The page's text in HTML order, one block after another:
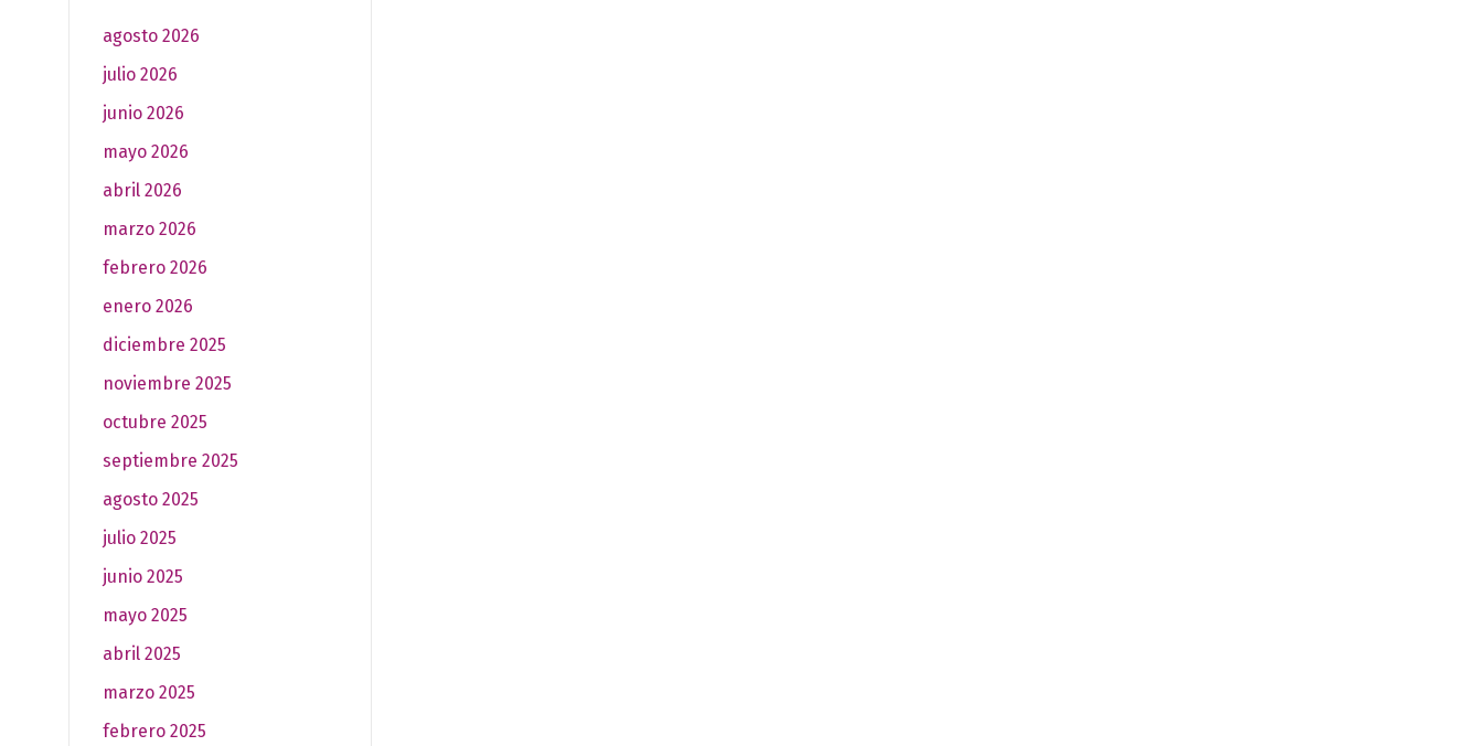
agosto 2026
julio 2026
junio 2026
mayo 2026
abril 2026
marzo 2026
febrero 2026
enero 2026
diciembre 2025
noviembre 2025
octubre 2025
septiembre 2025
agosto 2025
julio 2025
junio 2025
mayo 2025
abril 2025
marzo 2025
febrero 2025